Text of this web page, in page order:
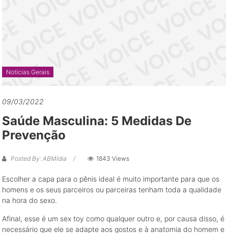
Notícias Gerais
09/03/2022
Saúde Masculina: 5 Medidas De
Prevenção
Posted By: ABMídia 1843 Views
Escolher a capa para o pênis ideal é muito importante para que os
homens e os seus parceiros ou parceiras tenham toda a qualidade
na hora do sexo.
Afinal, esse é um sex toy como qualquer outro e, por causa disso, é
necessário que ele se adapte aos gostos e à anatomia do homem e